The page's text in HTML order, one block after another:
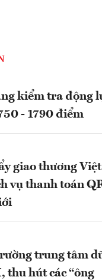
kiểm tra động
- 1790 điểm
giao thương
vụ thanh toán
trung tâm
thu hút các “ông